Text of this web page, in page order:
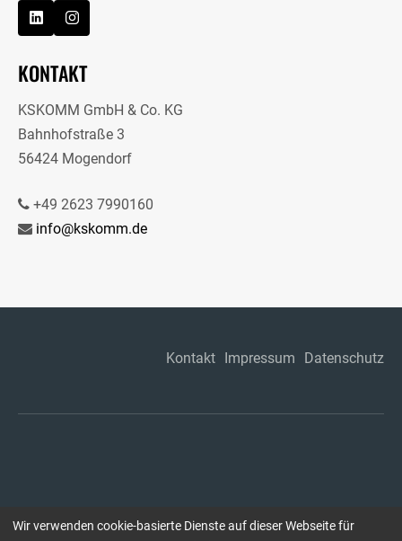
KONTAKT
KSKOMM GmbH & Co. KG
Bahnhofstraße 3
56424 Mogendorf
+49 2623 7990160
info@kskomm.de
Kontakt Impressum Datenschutz
Wir verwenden cookie-basierte Dienste auf dieser Webseite für